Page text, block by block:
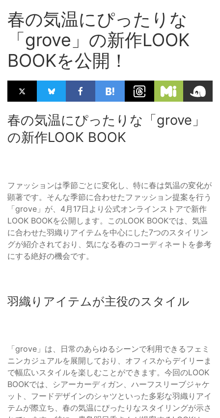
春の気温にぴったりな
「grove」の新作LOOK
BOOKを公開！
春の気温にぴったりな「grove」
の新作LOOK BOOK
ファッションは季節ごとに変化し、特に春は気温の変化が
顕著です。そんな季節に合わせたファッション提案を行う
「grove」が、4月17日より公式オンラインストアで新作
LOOK BOOKを公開します。このLOOK BOOKでは、気温
に合わせた羽織りアイテムを中心にした7つのスタイリン
グが紹介されており、気になる春のコーディネートを参考
にする絶好の機会です。
羽織りアイテムが主役のスタイル
「grove」は、日常のあらゆるシーンで利用できるフェミ
ニンカジュアルを展開しており、オフィスからデイリーま
で幅広いスタイルを楽しむことができます。今回のLOOK
BOOKでは、シアーカーディガン、ハーフスリーブジャケ
ット、フードデザインのシャツといった多彩な羽織りアイ
テムが際立ち、春の気温にぴったりなスタイリングが示さ